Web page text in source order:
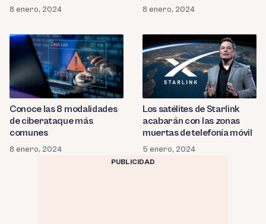
8 enero, 2024 8 enero, 2024
Conoce las 8 modalidades
de ciberataque más
comunes
8 enero, 2024
Los satélites de Starlink
acabarán con las zonas
muertas de telefonía móvil
5 enero, 2024
PUBLICIDAD